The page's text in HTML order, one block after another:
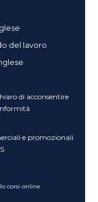
del lavoro
di acconsentire
e promozionali
corsi online